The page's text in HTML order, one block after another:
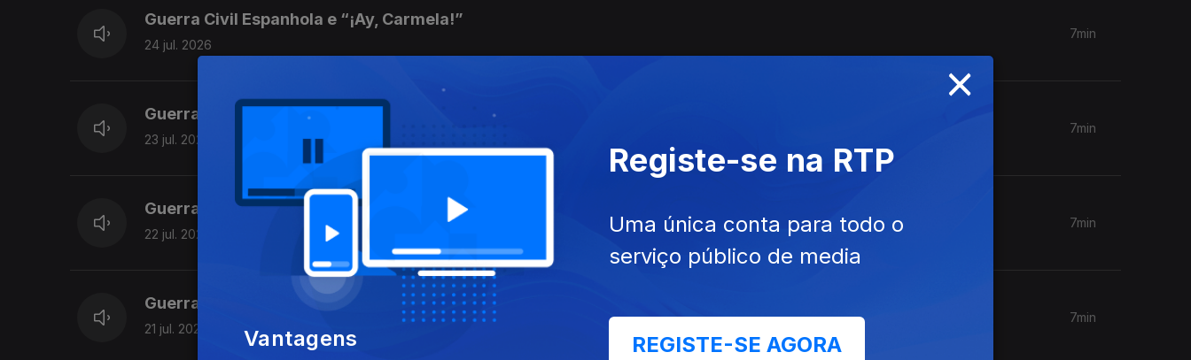
Guerra Civil Espanhola e “¡Ay, Carmela!”
24 jul. 2026
7min
Guerra Civil Espanhola e “La Joven Guardia”
23 jul. 2026
7min
Guerra Civil Espanhola e “Falangista soy”
22 jul. 2026
7min
Guerra Civil Espanhola e “Lied der Internationalen Brigaden”
21 jul. 2026
7min
×
Vantagens
Registe-se na RTP
Uma única conta para todo o
serviço público de media
REGISTE-SE AGORA